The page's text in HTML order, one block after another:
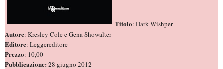
Titolo: Dark Wishper
Autore: Kresley Cole e Gena Showalter
Editore: Leggereditore
Prezzo: 10,00
Pubblicazione: 28 giugno 2012